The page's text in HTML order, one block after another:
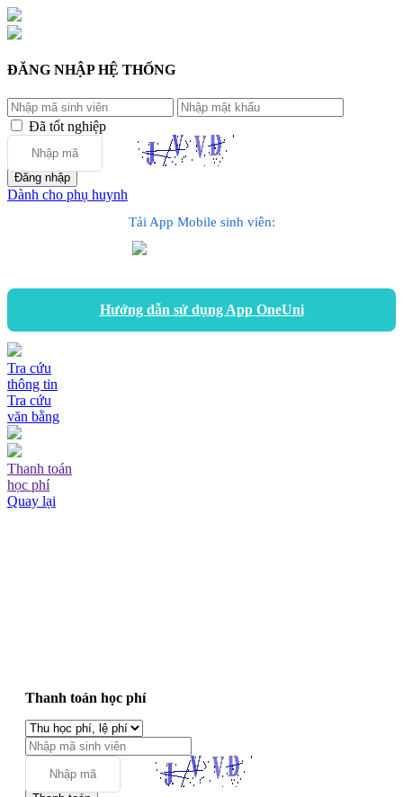
ĐĂNG NHẬP HỆ THỐNG
Đã tốt nghiệp
Dành cho phụ huynh
Tải App Mobile sinh viên:
Hướng dẫn sử dụng App OneUni
Tra cứu
thông tin
Tra cứu
văn bằng
Thanh toán
học phí
Quay lại
Thanh toán học phí